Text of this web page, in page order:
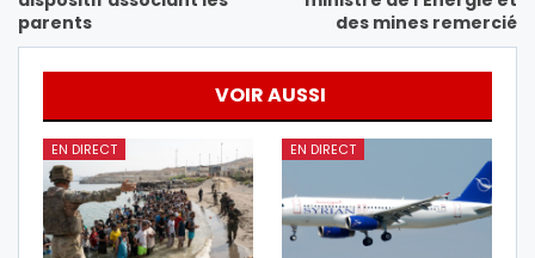
parents
des mines remercié
VOIR AUSSI
EN DIRECT EN DIRECT